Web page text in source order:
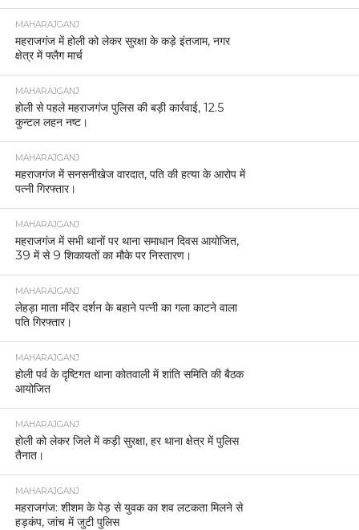
MAHARAJGANJ
महराजगंज में होली को लेकर सुरक्षा के कड़े इंतजाम, नगर
क्षेत्र में फ्लैग मार्च
MAHARAJGANJ
होली से पहले महराजगंज पुलिस की बड़ी कार्रवाई, 12.5
कुन्टल लहन नष्ट।
MAHARAJGANJ
महराजगंज में सनसनीखेज वारदात, पति की हत्या के आरोप में
पत्नी गिरफ्तार।
MAHARAJGANJ
महराजगंज में सभी थानों पर थाना समाधान दिवस आयोजित,
39 में से 9 शिकायतों का मौके पर निस्तारण।
MAHARAJGANJ
लेहड़ा माता मंदिर दर्शन के बहाने पत्नी का गला काटने वाला
पति गिरफ्तार।
MAHARAJGANJ
होली पर्व के दृष्टिगत थाना कोतवाली में शांति समिति की बैठक
आयोजित
MAHARAJGANJ
होली को लेकर जिले में कड़ी सुरक्षा, हर थाना क्षेत्र में पुलिस
तैनात।
MAHARAJGANJ
महराजगंज: शीशम के पेड़ से युवक का शव लटकता मिलने से
हड़कंप, जांच में जुटी पुलिस